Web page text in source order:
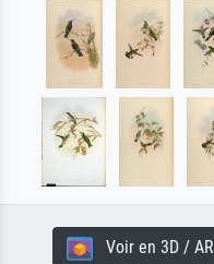
Voir en 3D / AR